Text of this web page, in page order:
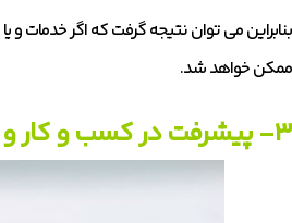
بنابراین می توان نتیجه گرفت که اگر خدمات
ممکن خواهد شد.
۳- پیشرفت در کسب و کار و درآمدزایی بیشتر